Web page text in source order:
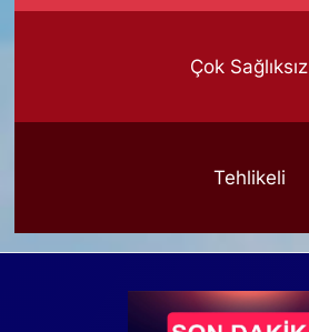
Çok Sağlıksız
Tehlikeli